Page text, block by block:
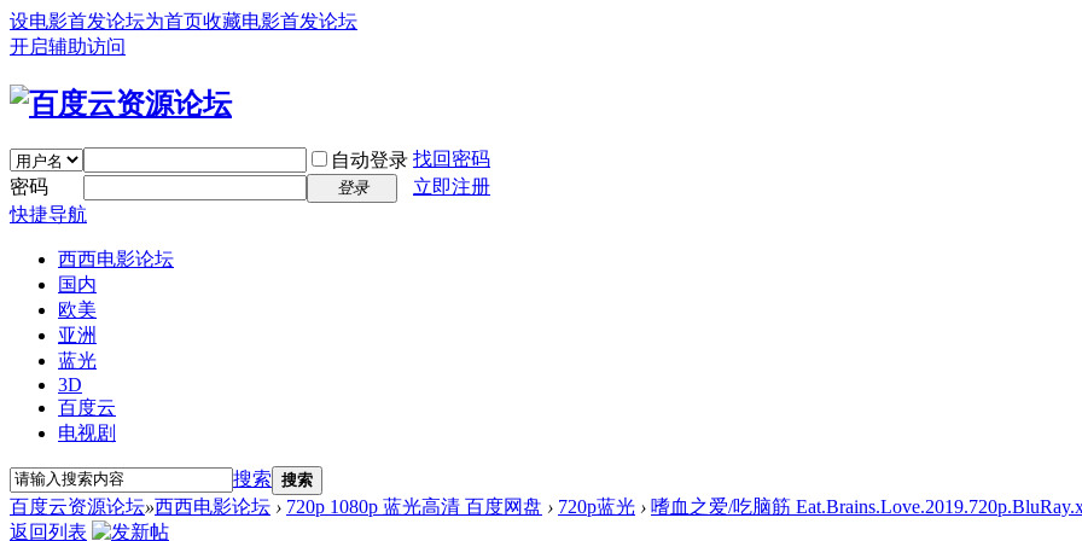
设电影首发论坛为首页收藏电影首发论坛
开启辅助访问
自动登录 找回密码
密码
登录
立即注册
快捷导航
西西电影论坛
国内
欧美
亚洲
蓝光
3D
百度云
电视剧
搜索 搜索
百度云资源论坛»西西电影论坛 › 720p 1080p 蓝光高清 百度网盘 › 720p蓝光 › 嗜血之爱/吃脑筋
返回列表